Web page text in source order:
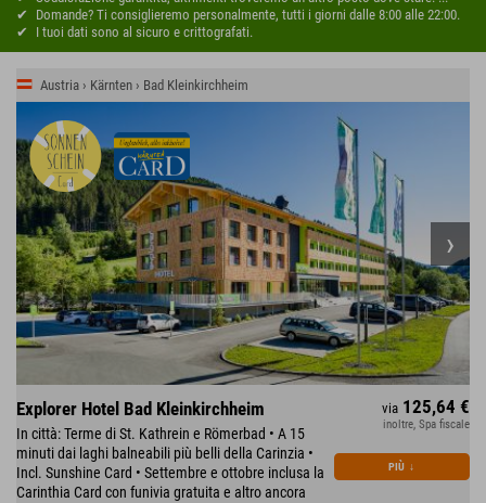
Domande? Ti consiglieremo personalmente, tutti i giorni dalle 8:00 alle 22:00.
I tuoi dati sono al sicuro e crittografati.
Austria › Kärnten › Bad Kleinkirchheim
Explorer Hotel Bad Kleinkirchheim
In città: Terme di St. Kathrein e Römerbad • A 15
minuti dai laghi balneabili più belli della Carinzia •
Incl. Sunshine Card • Settembre e ottobre inclusa la
Carinthia Card con funivia gratuita e altro ancora
via 125,64 €
inoltre, Spa fiscale
PIÙ ↓